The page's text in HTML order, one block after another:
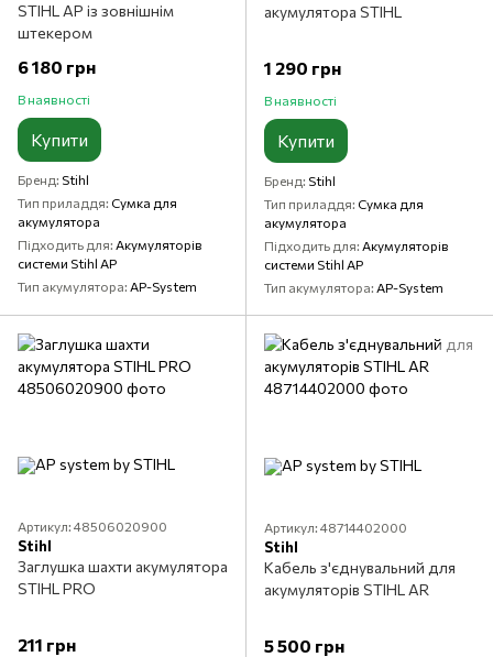
STIHL AP із зовнішнім
штекером
6 180 грн
В наявності
Купити
Бренд Stihl
Тип приладдя Сумка для
акумулятора
Підходить для Акумуляторів
системи Stihl AP
Тип акумулятора AP-System
акумулятора STIHL
1 290 грн
В наявності
Купити
Бренд Stihl
Тип приладдя Сумка для
акумулятора
Підходить для Акумуляторів
системи Stihl AP
Тип акумулятора AP-System
Артикул: 48506020900
Stihl
Заглушка шахти акумулятора
STIHL PRO
211 грн
Артикул: 48714402000
Stihl
Кабель з'єднувальний для
акумуляторів STIHL AR
5 500 грн